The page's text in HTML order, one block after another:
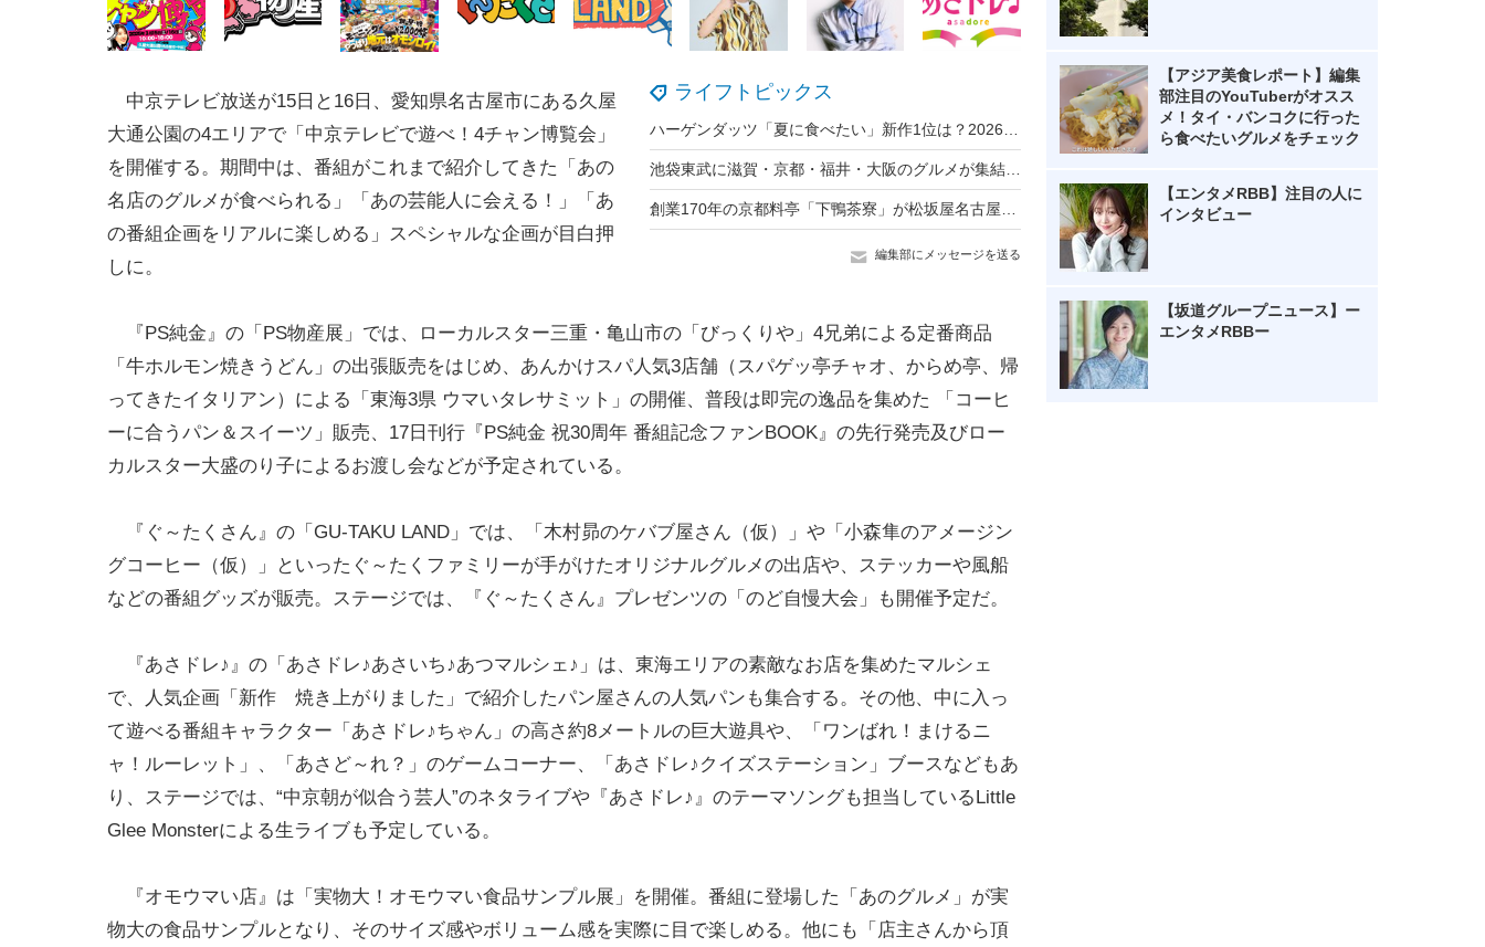
ライフトピックス
編集部にメッセージを送る
中京テレビ放送が15日と16日、愛知県名古屋市にある久屋
大通公園の4エリアで「中京テレビで遊べ！4チャン博覧会」
を開催する。期間中は、番組がこれまで紹介してきた「あの
名店のグルメが食べられる」「あの芸能人に会える！」「あ
の番組企画をリアルに楽しめる」スペシャルな企画が目白押
しに。
『PS純金』の「PS物産展」では、ローカルスター三重・亀山市の「びっくりや」4兄弟による定番商品
「牛ホルモン焼きうどん」の出張販売をはじめ、あんかけスパ人気3店舗（スパゲッ亭チャオ、からめ亭、帰
ってきたイタリアン）による「東海3県 ウマいタレサミット」の開催、普段は即完の逸品を集めた 「コーヒ
ーに合うパン＆スイーツ」販売、17日刊行『PS純金 祝30周年 番組記念ファンBOOK』の先行発売及びロー
カルスター大盛のり子によるお渡し会などが予定されている。
『ぐ～たくさん』の「GU-TAKU LAND」では、「木村昴のケバブ屋さん（仮）」や「小森隼のアメージン
グコーヒー（仮）」といったぐ～たくファミリーが手がけたオリジナルグルメの出店や、ステッカーや風船
などの番組グッズが販売。ステージでは、『ぐ～たくさん』プレゼンツの「のど自慢大会」も開催予定だ。
『あさドレ♪』の「あさドレ♪あさいち♪あつマルシェ♪」は、東海エリアの素敵なお店を集めたマルシェ
で、人気企画「新作 焼き上がりました」で紹介したパン屋さんの人気パンも集合する。その他、中に入っ
て遊べる番組キャラクター「あさドレ♪ちゃん」の高さ約8メートルの巨大遊具や、「ワンばれ！まけるニ
ャ！ルーレット」、「あさど～れ？」のゲームコーナー、「あさドレ♪クイズステーション」ブースなどもあ
り、ステージでは、“中京朝が似合う芸人”のネタライブや『あさドレ♪』のテーマソングも担当しているLittle
Glee Monsterによる生ライブも予定している。
『オモウマい店』は「実物大！オモウマい食品サンプル展」を開催。番組に登場した「あのグルメ」が実
物大の食品サンプルとなり、そのサイズ感やボリューム感を実際に目で楽しめる。他にも「店主さんから頂
【アジア美食レポート】編集
部注目のYouTuberがオスス
メ！タイ・バンコクに行った
ら食べたいグルメをチェック
【エンタメRBB】注目の人に
インタビュー
【坂道グループニュース】ー
エンタメRBBー